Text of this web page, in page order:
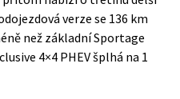
verze se 136 km
než základní Sportage
4×4 PHEV šplhá na 1